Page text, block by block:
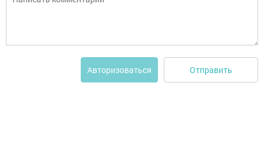
Авторизоваться Отправить